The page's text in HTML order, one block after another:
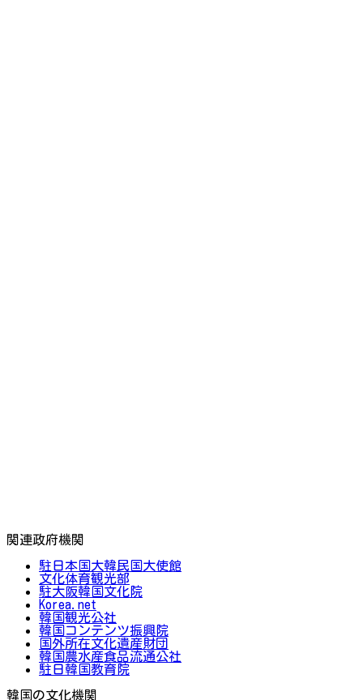
関連政府機関
駐日本国大韓民国大使館
文化体育観光部
駐大阪韓国文化院
Korea.net
韓国観光公社
韓国コンテンツ振興院
国外所在文化遺産財団
韓国農水産食品流通公社
駐日韓国教育院
韓国の文化機関